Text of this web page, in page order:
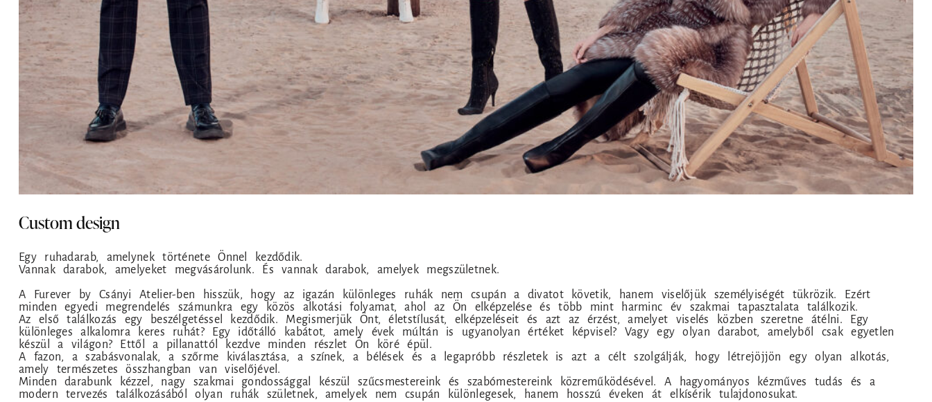
Custom design
Egy ruhadarab, amelynek története Önnel kezdődik.
Vannak darabok, amelyeket megvásárolunk. És vannak darabok, amelyek megszületnek.
A Furever by Csányi Atelier-ben hisszük, hogy az igazán különleges ruhák nem csupán a divatot követik, hanem viselőjük személyiségét tükrözik. Ezért
minden egyedi megrendelés számunkra egy közös alkotási folyamat, ahol az Ön elképzelése és több mint harminc év szakmai tapasztalata találkozik.
Az első találkozás egy beszélgetéssel kezdődik. Megismerjük Önt, életstílusát, elképzeléseit és azt az érzést, amelyet viselés közben szeretne átélni. Egy
különleges alkalomra keres ruhát? Egy időtálló kabátot, amely évek múltán is ugyanolyan értéket képvisel? Vagy egy olyan darabot, amelyből csak egyetlen
készül a világon? Ettől a pillanattól kezdve minden részlet Ön köré épül.
A fazon, a szabásvonalak, a szőrme kiválasztása, a színek, a bélések és a legapróbb részletek is azt a célt szolgálják, hogy létrejöjjön egy olyan alkotás,
amely természetes összhangban van viselőjével.
Minden darabunk kézzel, nagy szakmai gondossággal készül szűcsmestereink és szabómestereink közreműködésével. A hagyományos kézműves tudás és a
modern tervezés találkozásából olyan ruhák születnek, amelyek nem csupán különlegesek, hanem hosszú éveken át elkísérik tulajdonosukat.